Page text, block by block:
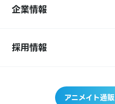
企業情報
採用情報
アニメイト通販